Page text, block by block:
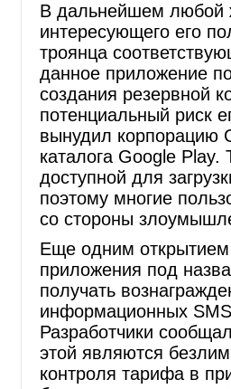
В дальнейшем любой
интересующего его
троянца
данное приложение
создания резервной
потенциальный риск
вынудил корпорацию
каталога Google
доступной для
поэтому многие
со стороны
Еще одним открытием
приложения под
получать
информационных
Разработчики
этой являются
контроля тарифа в